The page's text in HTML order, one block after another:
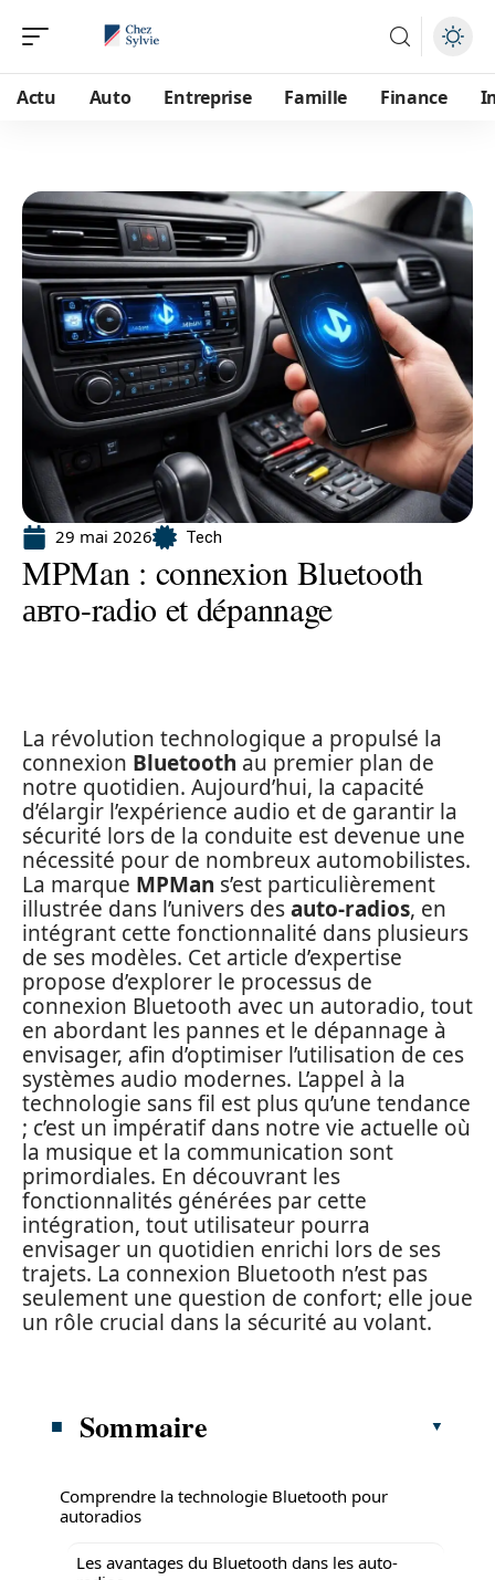
Actu Auto Entreprise Famille Finance
29 mai 2026 Tech
MPMan : connexion Bluetooth
авто-radio et dépannage
La révolution technologique a propulsé la
connexion Bluetooth au premier plan de
notre quotidien. Aujourd’hui, la capacité
d’élargir l’expérience audio et de garantir la
sécurité lors de la conduite est devenue une
nécessité pour de nombreux automobilistes.
La marque MPMan s’est particulièrement
illustrée dans l’univers desauto-radios, en
intégrant cette fonctionnalité dans plusieurs
de ses modèles. Cet article d’expertise
propose d’explorer le processus de
connexion Bluetooth avec un autoradio, tout
en abordant les pannes et le dépannage à
envisager, afin d’optimiser l’utilisation de ces
systèmes audio modernes. L’appel à la
technologie sans fil est plus qu’une tendance
; c’est un impératif dans notre vie actuelle où
la musique et la communication sont
primordiales. En découvrant les
fonctionnalités générées par cette
intégration, tout utilisateur pourra
envisager un quotidien enrichi lors de ses
trajets. La connexion Bluetooth n’est pas
seulement une question de confort; elle joue
un rôle crucial dans la sécurité au volant.
Sommaire
Comprendre la technologie Bluetooth pour
autoradios
Les avantages du Bluetooth dans les auto-